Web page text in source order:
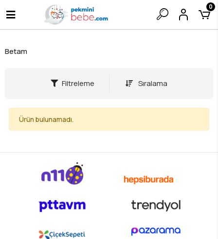
0
Betam
Filtreleme Sıralama
Ürün bulunamadı.